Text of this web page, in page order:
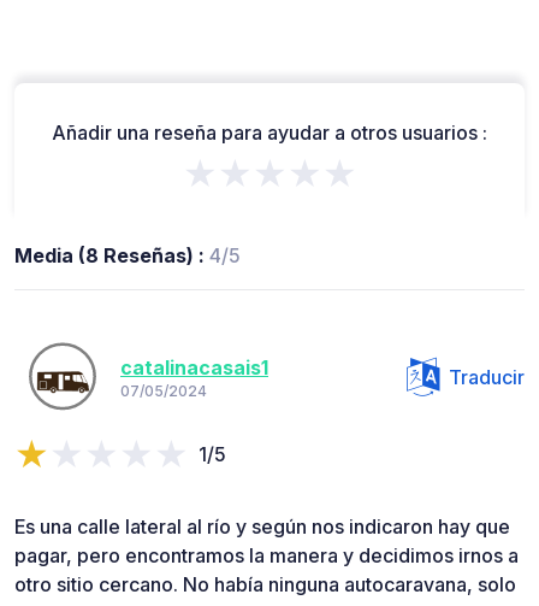
Añadir una reseña para ayudar a otros usuarios :
★★★★★
Media (8 Reseñas) : 4/5
catalinacasais1
07/05/2024
Traducir
1/5
Es una calle lateral al río y según nos indicaron hay que
pagar, pero encontramos la manera y decidimos irnos a
otro sitio cercano. No había ninguna autocaravana, solo